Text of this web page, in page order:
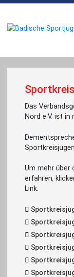
Das
Nord e.V. ist
Um mehr über
erfahren,
Link.